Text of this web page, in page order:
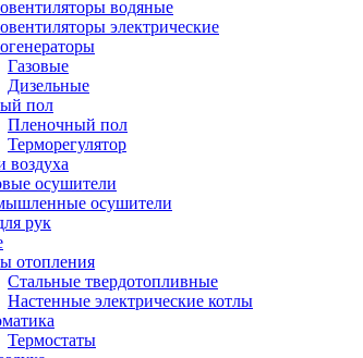
водяные
электрические
Газовые
Дизельные
пол
Пленочный пол
Терморегулятор
воздуха
осушители
осушители
рук
отопления
Стальные твердотопливные
Настенные электрические котлы
Термостаты